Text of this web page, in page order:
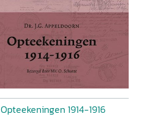
Opteekeningen 1914-1916